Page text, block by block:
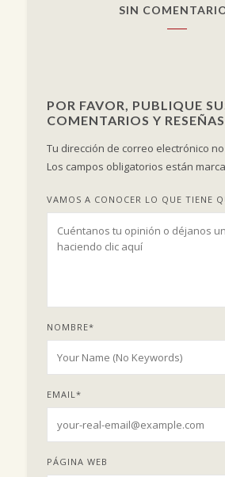
SIN
POR FAVOR, PUBLIQUE
COMENTARIOS Y RESEÑAS
Tu dirección de correo electrónico
Los campos obligatorios están
VAMOS A CONOCER LO QUE TIENE
NOMBRE*
EMAIL*
PÁGINA WEB